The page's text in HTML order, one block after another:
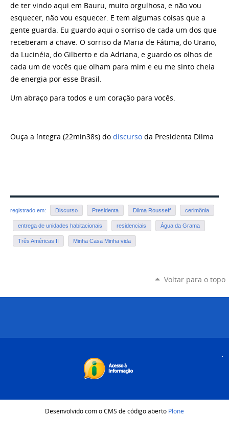
de ter vindo aqui em Bauru, muito orgulhosa, e não vou
esquecer, não vou esquecer. E tem algumas coisas que a
gente guarda. Eu guardo aqui o sorriso de cada um dos que
receberam a chave. O sorriso da Maria de Fátima, do Urano,
da Lucinéia, do Gilberto e da Adriana, e guardo os olhos de
cada um de vocês que olham para mim e eu me sinto cheia
de energia por esse Brasil.
Um abraço para todos e um coração para vocês.
Ouça a íntegra (22min38s) do discurso da Presidenta Dilma
registrado em: Discurso Presidenta Dilma Rousseff cerimônia
entrega de unidades habitacionais residenciais Água da Grama
Três Américas II Minha Casa Minha vida
Voltar para o topo
Desenvolvido com o CMS de código aberto Plone